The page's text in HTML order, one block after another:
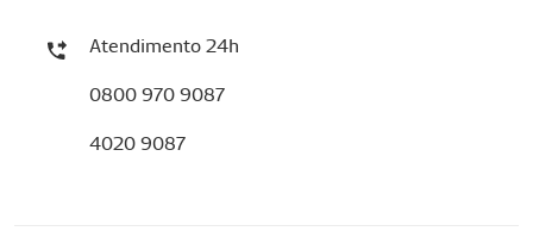
Atendimento 24h
0800 970 9087
4020 9087